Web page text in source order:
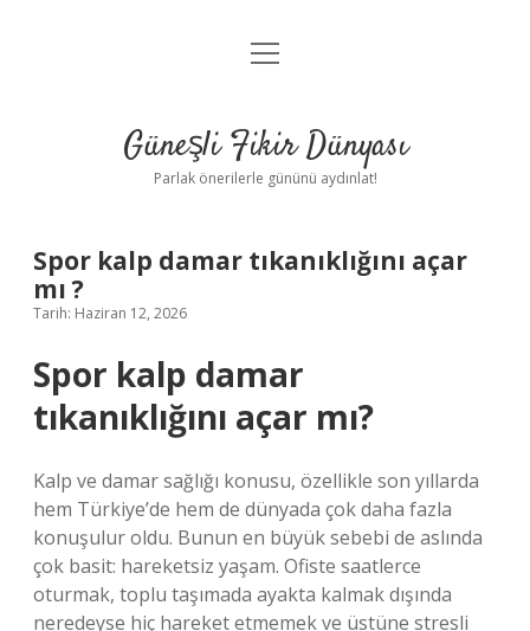
Anasayfa
Yasal Uyarı
menüyü
Güneşli Fikir Dünyası
Parlak önerilerle gününü aydınlat!
Spor kalp damar tıkanıklığını açar
mı ?
Tarih: Haziran 12, 2026
Spor kalp damar
tıkanıklığını açar mı?
Kalp ve damar sağlığı konusu, özellikle son yıllarda
hem Türkiye’de hem de dünyada çok daha fazla
konuşulur oldu. Bunun en büyük sebebi de aslında
çok basit: hareketsiz yaşam. Ofiste saatlerce
oturmak, toplu taşımada ayakta kalmak dışında
neredeyse hiç hareket etmemek ve üstüne stresli